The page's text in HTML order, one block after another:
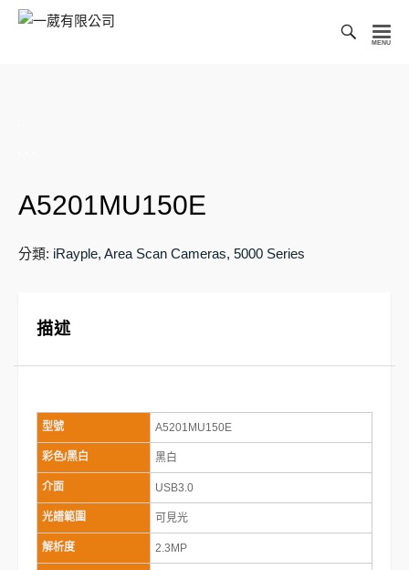
A5201MU150E
分類: iRayple, Area Scan Cameras, 5000 Series
描述
型號 A5201MU150E
彩色/黑白 黑白
介面 USB3.0
光譜範圍 可見光
解析度 2.3MP